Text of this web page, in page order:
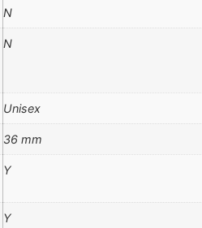
N
N
Unisex
36 mm
Y
Y